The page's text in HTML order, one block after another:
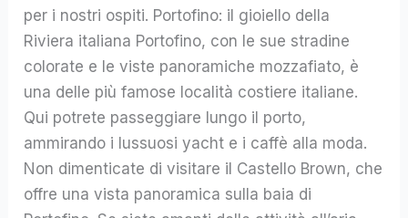
per i nostri ospiti. Portofino: il gioiello della
Riviera italiana Portofino, con le sue stradine
colorate e le viste panoramiche mozzafiato, è
una delle più famose località costiere italiane.
Qui potrete passeggiare lungo il porto,
ammirando i lussuosi yacht e i caffè alla moda.
Non dimenticate di visitare il Castello Brown, che
offre una vista panoramica sulla baia di